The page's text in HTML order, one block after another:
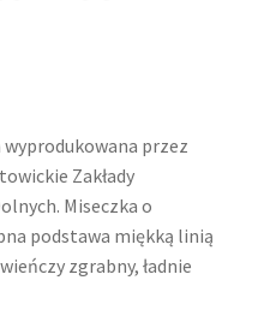
przez
Zakłady
Miseczka o
podstawa miękką linią
zgrabny, ładnie